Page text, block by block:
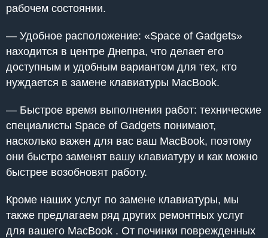
рабочем состоянии.
— Удобное расположение: «Space of Gadgets»
находится в центре Днепра, что делает его
доступным и удобным вариантом для тех, кто
нуждается в замене клавиатуры MacBook.
— Быстрое время выполнения работ: технические
специалисты Space of Gadgets понимают,
насколько важен для вас ваш MacBook, поэтому
они быстро заменят вашу клавиатуру и как можно
быстрее возобновят работу.
Кроме наших услуг по замене клавиатуры, мы
также предлагаем ряд других ремонтных услуг
для вашего MacBook . От починки поврежденных